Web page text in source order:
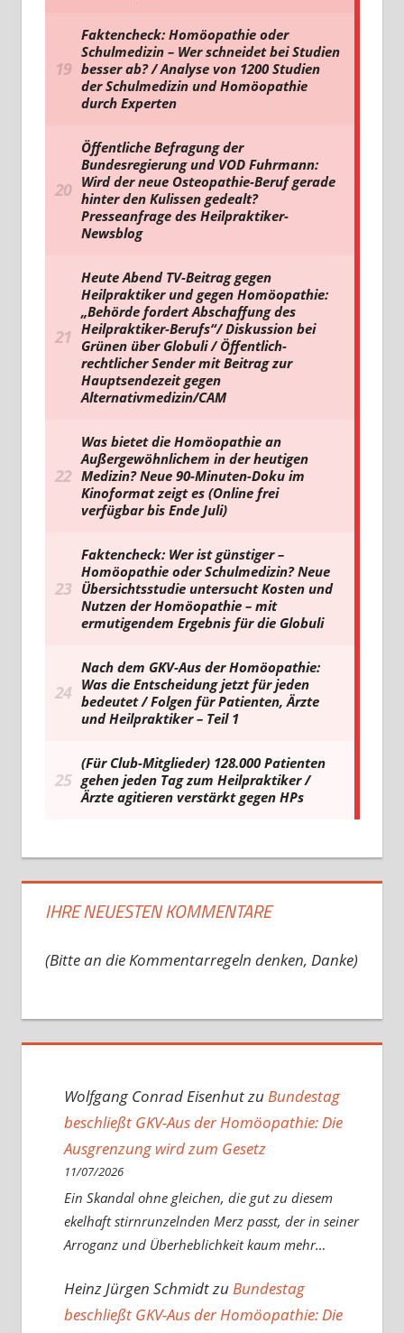
IHRE NEUESTEN KOMMENTARE
(Bitte an die Kommentarregeln denken, Danke)
Wolfgang Conrad EisenhutzuBundestag
beschließt GKV-Aus der Homöopathie: Die
Ausgrenzung wird zum Gesetz
11/07/2026
Ein Skandal ohne gleichen, die gut zu diesem
ekelhaft stirnrunzelnden Merz passt, der in seiner
Arroganz und Überheblichkeit kaum mehr…
Heinz Jürgen SchmidtzuBundestag
beschließt GKV-Aus der Homöopathie: Die